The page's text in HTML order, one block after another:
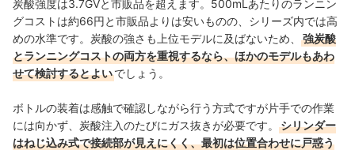
炭酸強度は3.7GVと市販品を超えます。500mLあたりのランニン
グコストは約66円と市販品よりは安いものの、シリーズ内では高
めの水準です。炭酸の強さも上位モデルに及ばないため、
強炭酸
とランニングコストの両方を重視するなら、ほかのモデルもあわ
せて検討するとよいでしょう。
ボトルの装着は感触で確認しながら行う方式ですが片手での作業
には向かず、炭酸注入のたびにガス抜きが必要です。
シリンダー
はねじ込み式で接続部が見えにくく、最初は位置合わせに戸惑う